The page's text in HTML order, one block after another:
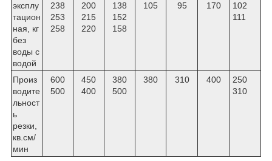
эксплу
тацион
ная, кг
без
воды с
водой
238
253
258
200
215
220
138
152
158
105
95
170
102
111
Произ
водите
льност
ь
резки,
кв.см/
мин
600
500
450
400
380
500
380 310 400
250
310